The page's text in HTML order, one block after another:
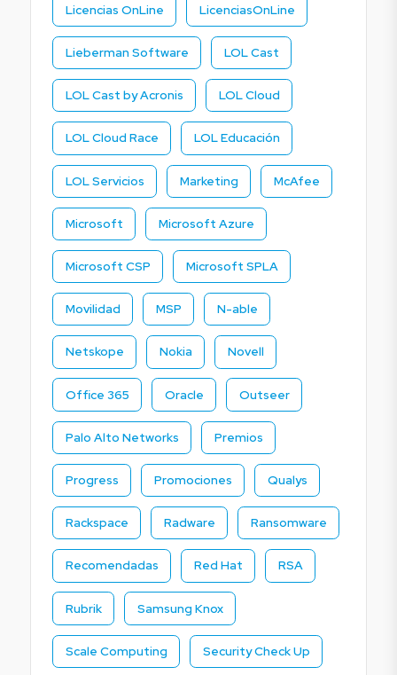
Licencias OnLine LicenciasOnLine
Lieberman Software LOL Cast
LOL Cast by Acronis LOL Cloud
LOL Cloud Race LOL Educación
LOL Servicios Marketing McAfee
Microsoft Microsoft Azure
Microsoft CSP Microsoft SPLA
Movilidad MSP N-able
Netskope Nokia Novell
Office 365 Oracle Outseer
Palo Alto Networks Premios
Progress Promociones Qualys
Rackspace Radware Ransomware
Recomendadas Red Hat RSA
Rubrik Samsung Knox
Scale Computing Security Check Up